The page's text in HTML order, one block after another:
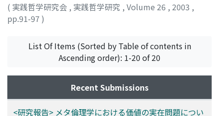
( 実践哲学研究会 , 実践哲学研究 , Volume 26 , 2003 ,
pp.91-97 )
List Of Items (Sorted by Table of contents in
Ascending order): 1-20 of 20
Recent Submissions
<研究報告> メタ倫理学における価値の実在問題につい